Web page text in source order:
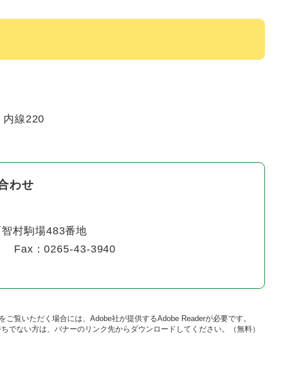
線220
わせ
村駒場483番地
Fax：0265-43-3940
ご覧いただく場合には、Adobe社が提供するAdobe Readerが必要です。
でない方は、バナーのリンク先からダウンロードしてください。（無料）